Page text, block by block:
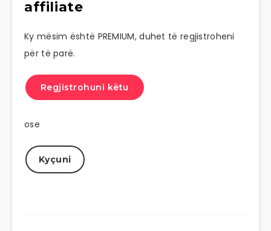
affiliate
Ky mësim është PREMIUM, duhet të regjistroheni
për të parë.
Regjistrohuni këtu
ose
Kyçuni